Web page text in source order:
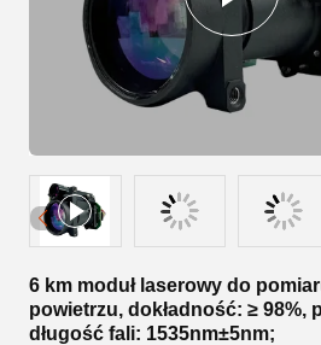
6 km moduł laserowy do
powietrzu, dokładność: ≥ 98%,
długość fali: 1535nm±5nm;